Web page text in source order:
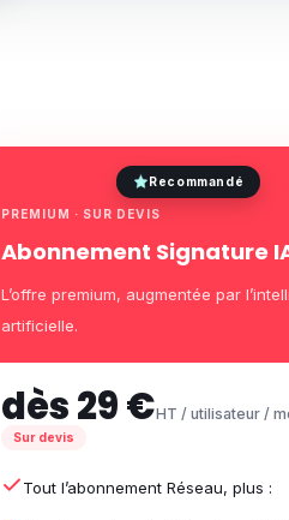
Recommandé
PREMIUM · SUR DEVIS
Abonnement Signature
L’offre premium, augmentée par
artificielle.
dès 29 €HT / utilisateur /
Sur devis
Tout l’abonnement Réseau, plus :